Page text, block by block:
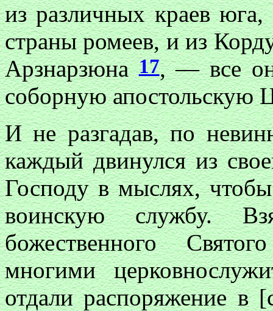
из различных краев
страны ромеев, и из
Арзнарзюна17, — все
соборную апостольскую
И не разгадав, по
каждый двинулся из
Господу в мыслях,
воинскую службу.
божественного
многими
отдали распоряжение в